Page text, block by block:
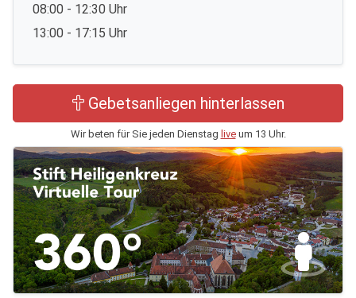
08:00 - 12:30 Uhr
13:00 - 17:15 Uhr
Gebetsanliegen hinterlassen
Wir beten für Sie jeden Dienstag liveum 13 Uhr.